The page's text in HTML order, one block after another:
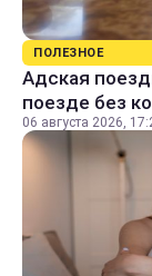
ПОЛЕЗНОЕ
Адская
поезде без
06 августа 2026,